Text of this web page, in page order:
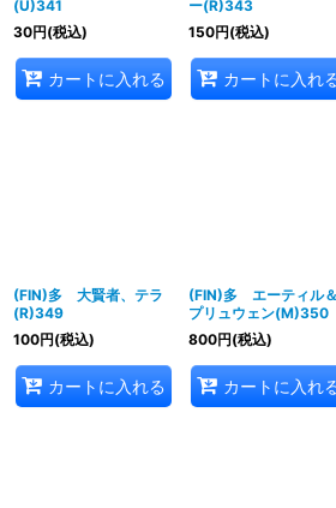
(U)341
30円(税込)
カートに入れる
ー(R)343
150円(税込)
カートに入れ
(FIN)多 大賢者、テラ
(R)349
100円(税込)
カートに入れる
(FIN)多 エーティル＆
プリュウェン(M)350
800円(税込)
カートに入れ